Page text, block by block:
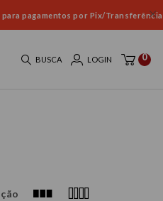
pagamentos por Pix/Transferência
BUSCA LOGIN 0